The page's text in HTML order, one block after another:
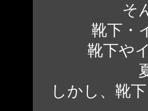
そ
靴下・
靴下や
しかし、靴